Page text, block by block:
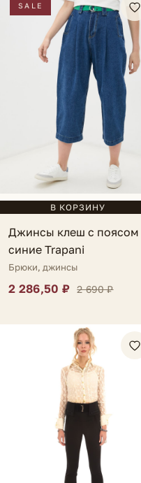
SALE
В КОРЗИНУ
Джинсы клеш с поясом
синие Trapani
Брюки, джинсы
2 286,50 ₽ 2 690 ₽